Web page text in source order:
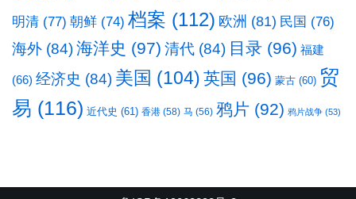
明清 (77) 朝鲜 (74) 档案 (112) 欧洲 (81) 民国 (76)
海外 (84)海洋史 (97) 清代 (84) 目录 (96) 福建
(66) 经济史 (84) 美国 (104) 英国 (96) 蒙古 (60) 贸
易 (116) 近代史 (61) 香港 (58) 马 (56) 鸦片 (92) 鸦片战争 (53)